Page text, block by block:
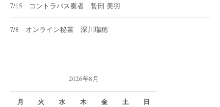
7/15 コントラバス奏者 贄田 美羽
7/8 オンライン秘書 深川瑞穂
2026年8月
月 火 水 木 金 土 日